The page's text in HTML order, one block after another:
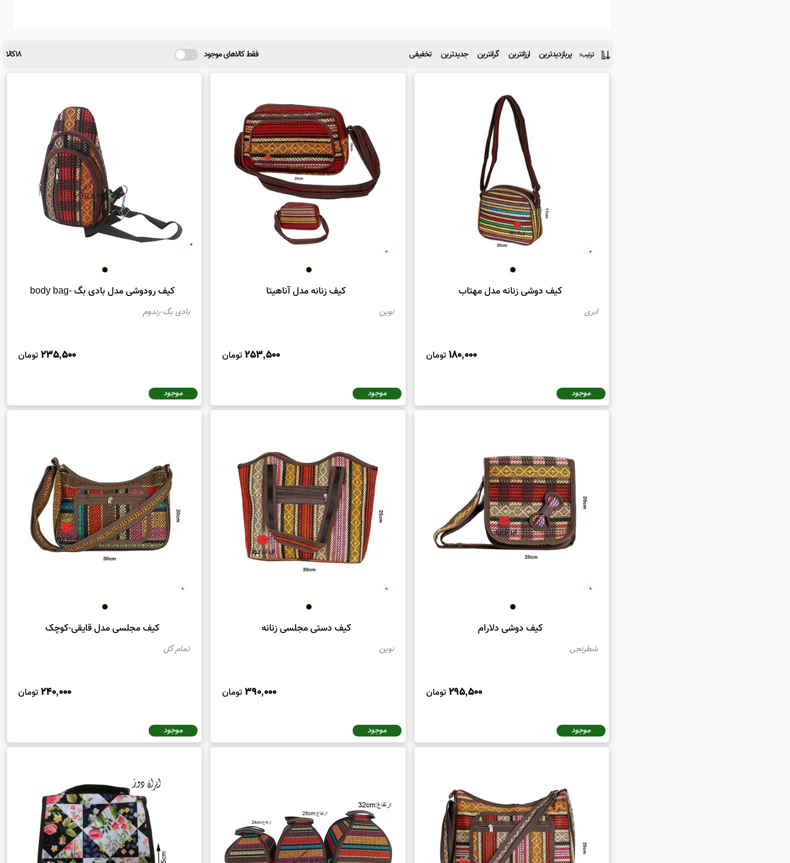
کیف دوشی جاجیم
کیف دوشی جاجیم، یک نوع کیف دوشی است که از جاجیم، یک نوعصنایع دستی سنتی ایرانی
ساخته شده است. این کیف دارای طرح‌ها و
شانه‌ای است که امکان حمل آسان را فراهم می‌کند.
این کیف دوشی‌ها اغلب به عنوان کیف دوشی گردشگری، کیف دوشی شهری، یا کیف دوشی مخصوص استفاده در سفرها و گردش‌های روزانه مورد
استفاده قرار می‌گیرند. آن‌ها علاوه بر ظاهر زیبا، دارای دوام و مقاومت در برابر سایش و فشار هستند.
معمولاً دارای جیب‌ها و ساختار داخلی مناسبی برای مرتب‌سازی و حمل انواع اسناد و وسایل شخصی است. این کیف‌ها گاهی
اوقات به عنوان کیف دوشی هنری نیز شناخته می‌شوند، زیرا طراحی‌های زیبا و دقیقی دارند که توسط هنرمندان و بافندگان ماهر ایرانی ساخته
کیفیت بالا و مقاومت در برابر سایش و فشار است. این کیف دوشی‌ها علاوه بر ظاهر زیبا، دارای ساختار داخلی مناسبی برای مرتب‌سازی و حمل
وسایل شخصی و اسناد هستند. همچنین، با انتخاب یک
کیف دوشی جاجیمی، شما از هنر و صنایع دستی سنتی ایرانی حمایت می‌کنید.
فروشگاه ایران دوز محصولات با کیفیت و متنوعی را ارائه می‌دهد و با توجه به طراحی‌های مختلف کیف دوشی جاجیمی، شما می‌توانید کیف دوشی
متناسب با سلیقه و نیاز خود را انتخاب کنید. به علاوه، از این کیف دوشی‌ها به عنوان یک افزونه مد روز و شیک نیز می‌توانید استفاده کنید و سبک
خود را به شکلی منحصر به فرد نشان دهید.
کیف دوشی جاجیم از فروشگاه صنایع دستی ایران دوز
یک انتخاب عالی برای افرادی است که به دنبال یک کیف دوشی منحصر به فرد و با کیفیت
هستند. این کیف دوشی جاجیمی با دست بافته می‌شوند و از جیر جاجیم ساخته شده‌اند که از آن معروفیت زیادی دارد. با توجه به فرآیند دستی
تولید، هر کدام از کیف دوشی‌های جاجیم ایران دوز دارای جزئیات زیبا و منحصر به فردی هستند.
قیمت کیف دوشی جاجیم
صنایع دستی ایران
دوز بستگی به ابعاد، طراحی، و جزئیات مورد استفاده در تولید دارد. معمولاً می‌توانید
است، بنابراین ارزش خرید شما به عنوان یک مشتری، از معنویت و فرهنگ ایرانی نیز پشتیبانی می‌کند.
ترتیب: پربازدیدترین ارزانترین گرانترین جدیدترین تخفیفی فقط کالاهای موجود 18کالا
کیف دوشی زنانه مدل مهتاب
ابری
180,000تومان
موجود
کیف زنانه مدل آناهیتا
نوین
253,500تومان
موجود
کیف رودوشی مدل بادی بگ -body bag
بادی بگ-رندوم
235,500تومان
موجود
کیف دوشی دلارام
شطرنجی
295,500تومان
موجود
کیف دستی مجلسی زنانه
نوین
390,000تومان
موجود
کیف مجلسی مدل قایقی-کوچک
تمام گل
240,000تومان
موجود